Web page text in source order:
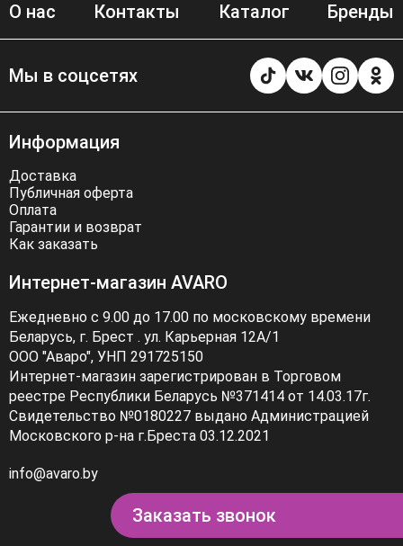
О нас Контакты Каталог Бренды
Мы в соцсетях
Информация
Доставка
Публичная оферта
Оплата
Гарантии и возврат
Как заказать
Интернет-магазин AVARO
Ежедневно с 9.00 до 17.00 по московскому времени
Беларусь, г. Брест . ул. Карьерная 12А/1
ООО "Аваро", УНП 291725150
Интернет-магазин зарегистрирован в Торговом
реестре Республики Беларусь №371414 от 14.03.17г.
Свидетельство №0180227 выдано Администрацией
Московского р-на г.Бреста 03.12.2021
info@avaro.by
Заказать звонок